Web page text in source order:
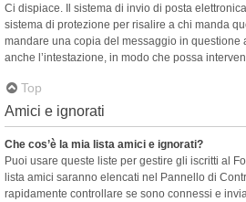
Ci dispiace. Il sistema di invio di posta
sistema di protezione per risalire a chi manda
mandare una copia del messaggio in questione
anche l’intestazione, in modo che possa
Top
Amici e ignorati
Che cos’è la mia lista amici e ignorati?
Puoi usare queste liste per gestire gli iscritti al
lista amici saranno elencati nel Pannello di
rapidamente controllare se sono connessi e